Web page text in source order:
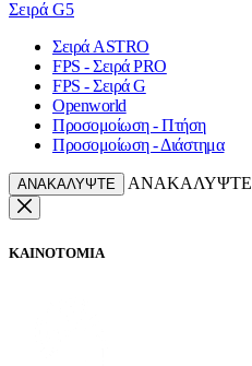
Σειρά G5
Σειρά ASTRO
FPS - Σειρά PRO
FPS - Σειρά G
Openworld
Προσομοίωση - Πτήση
Προσομοίωση - Διάστημα
ΑΝΑΚΑΛΥΨΤΕ ΑΝΑΚΑΛΥΨΤΕ
ΚΑΙΝΟΤΟΜΙΑ